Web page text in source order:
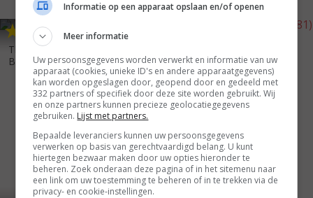
,6
The Unbearable Lightness of
Being (1988)
Informatie op een apparaat opslaan en/of openen
Meer informatie
Uw persoonsgegevens worden verwerkt en informatie van uw
apparaat (cookies, unieke ID's en andere apparaatgegevens)
kan worden opgeslagen door, geopend door en gedeeld met
332 partners of specifiek door deze site worden gebruikt. Wij
en onze partners kunnen precieze geolocatiegegevens
gebruiken. Lijst met partners.
Bepaalde leveranciers kunnen uw persoonsgegevens
verwerken op basis van gerechtvaardigd belang. U kunt
hiertegen bezwaar maken door uw opties hieronder te
beheren. Zoek onderaan deze pagina of in het sitemenu naar
een link om uw toestemming te beheren of in te trekken via de
privacy- en cookie-instellingen.